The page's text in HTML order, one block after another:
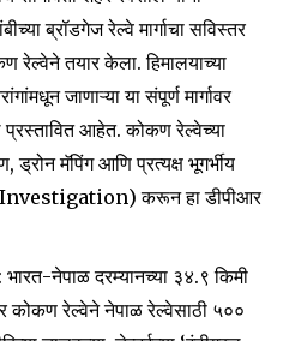
of
and be part of the
email address on our website
Don't worry, we respect
inbox. Your information is
ब्रॉडगेज रेल्वे मार्गाचा सविस्तर
तयार केला. हिमालयाच्या
जाणाऱ्या या संपूर्ण मार्गावर
आहेत. कोकण रेल्वेच्या
ड्रोन मॅपिंग आणि प्रत्यक्ष भूगर्भीय
करून हा डीपीआर
नेपाळ दरम्यानच्या ३४.९ किमी
कोकण रेल्वेने नेपाळ रेल्वेसाठी ५००